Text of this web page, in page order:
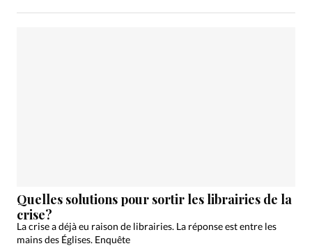
Quelles solutions pour sortir les librairies de la
crise?
La crise a déjà eu raison de librairies. La réponse est entre les
mains des Églises. Enquête